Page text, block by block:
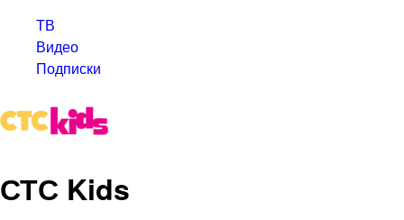
ТВ
Видео
Подписки
СТС Kids